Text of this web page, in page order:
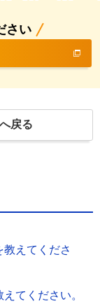
さい
戻る
教えてくださ
てください。